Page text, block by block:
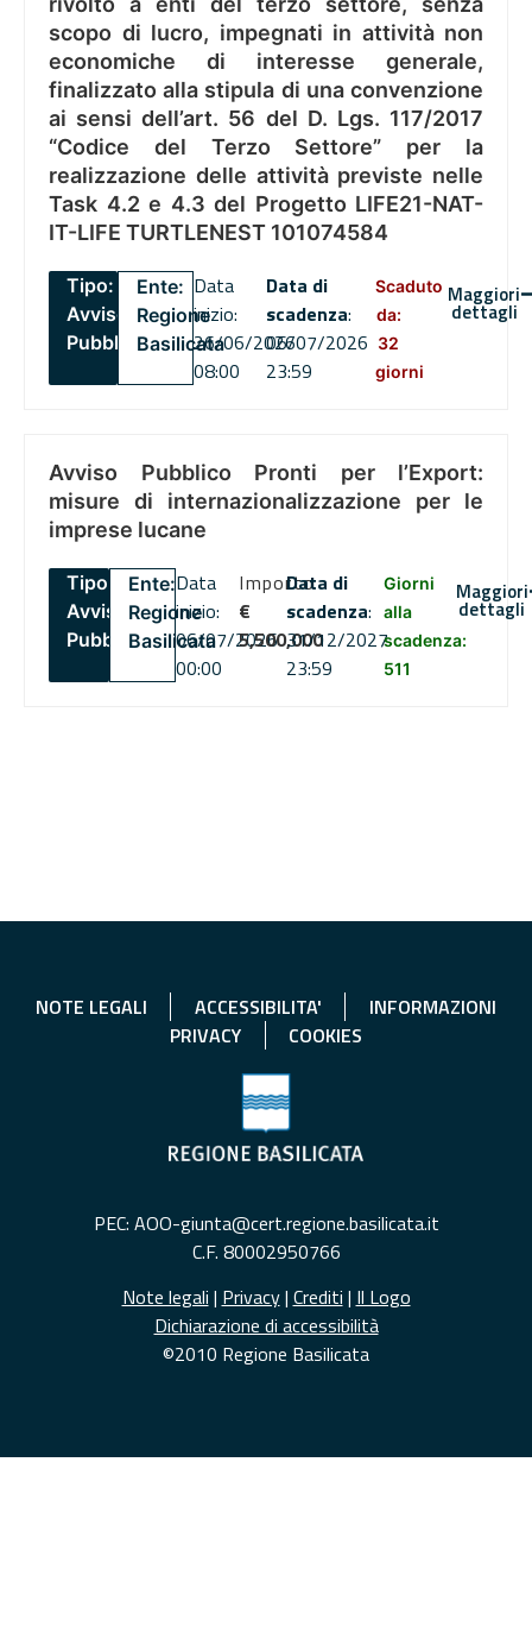
scopo di lucro, impegnati in attività non
economiche di interesse generale,
finalizzato alla stipula di una convenzione
ai sensi dell’art. 56 del D. Lgs. 117/2017
“Codice del Terzo Settore” per la
realizzazione delle attività previste nelle
Task 4.2 e 4.3 del Progetto LIFE21-NAT-
IT-LIFE TURTLENEST 101074584
Tipo:
Avviso
Pubblico
Ente:
Regione
Basilicata
Data
inizio:
26/06/2026
08:00
Data di
scadenza:
06/07/2026
23:59
Scaduto
da:
32
giorni
Maggiori
dettagli
Avviso Pubblico Pronti per l’Export:
misure di internazionalizzazione per le
imprese lucane
Tipo:
Avviso
Pubblico
Ente:
Regione
Basilicata
Data
inizio:
06/07/2026
00:00
Importo
€
5,500,000
Data di
scadenza:
31/12/2027
23:59
Giorni
alla
scadenza:
511
Maggiori
dettagli
NOTE LEGALI ACCESSIBILITA'
INFORMAZIONI
PRIVACY
COOKIES
PEC: AOO-giunta@cert.regione.basilicata.it
C.F. 80002950766
Note legali | Privacy| Crediti | Il Logo
Dichiarazione di accessibilità
©2010 Regione Basilicata